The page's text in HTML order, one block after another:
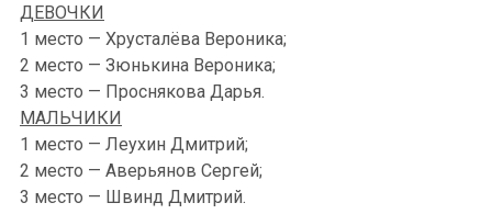
ДЕВОЧКИ
1 место — Хрусталёва Вероника;
2 место — Зюнькина Вероника;
3 место — Проснякова Дарья.
МАЛЬЧИКИ
1 место — Леухин Дмитрий;
2 место — Аверьянов Сергей;
3 место — Швинд Дмитрий.